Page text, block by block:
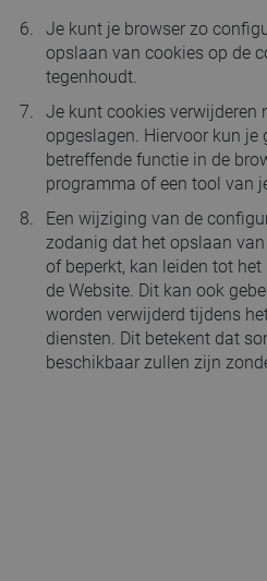
Je kunt je browser zo
opslaan van cookies op de
tegenhoudt.
Je kunt cookies verwijderen
opgeslagen. Hiervoor kun je
betreffende functie in de
programma of een tool van
Een wijziging van de
zodanig dat het opslaan
of beperkt, kan leiden tot
de Website. Dit kan ook
worden verwijderd tijdens
diensten. Dit betekent dat
beschikbaar zullen zijn